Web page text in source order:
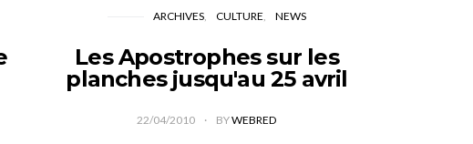
ARCHIVES CULTURE NEWS
Les Apostrophes sur les
planches jusqu'au 25 avril
22/04/2010 BYWEBRED